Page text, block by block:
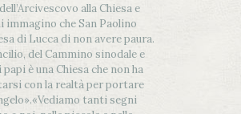
alla Chiesa e
immagino che San Paolino
di Lucca di non avere paura.
del Cammino sinodale e
è una Chiesa che non ha
con la realtà per portare
.«Vediamo tanti segni